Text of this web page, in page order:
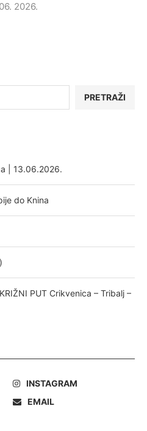
2026.
PRETRAŽI
| 13.06.2026.
do Knina
PUT Crikvenica – Tribalj –
INSTAGRAM
EMAIL